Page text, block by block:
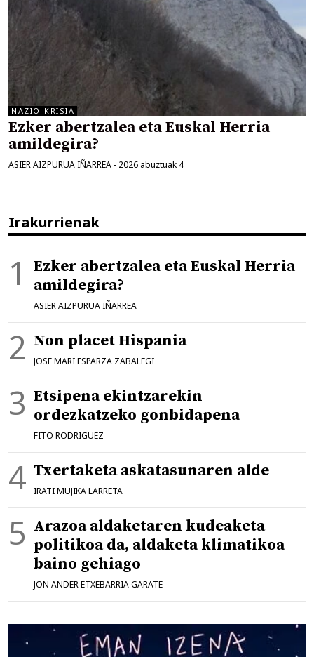
NAZIO-KRISIA
Ezker abertzalea eta Euskal Herria
amildegira?
ASIER AIZPURUA IÑARREA - 2026 abuztuak 4
Irakurrienak
Ezker abertzalea eta Euskal Herria
amildegira?
ASIER AIZPURUA IÑARREA
Non placet Hispania
JOSE MARI ESPARZA ZABALEGI
Etsipena ekintzarekin
ordezkatzeko gonbidapena
FITO RODRIGUEZ
Txertaketa askatasunaren alde
IRATI MUJIKA LARRETA
Arazoa aldaketaren kudeaketa
politikoa da, aldaketa klimatikoa
baino gehiago
JON ANDER ETXEBARRIA GARATE